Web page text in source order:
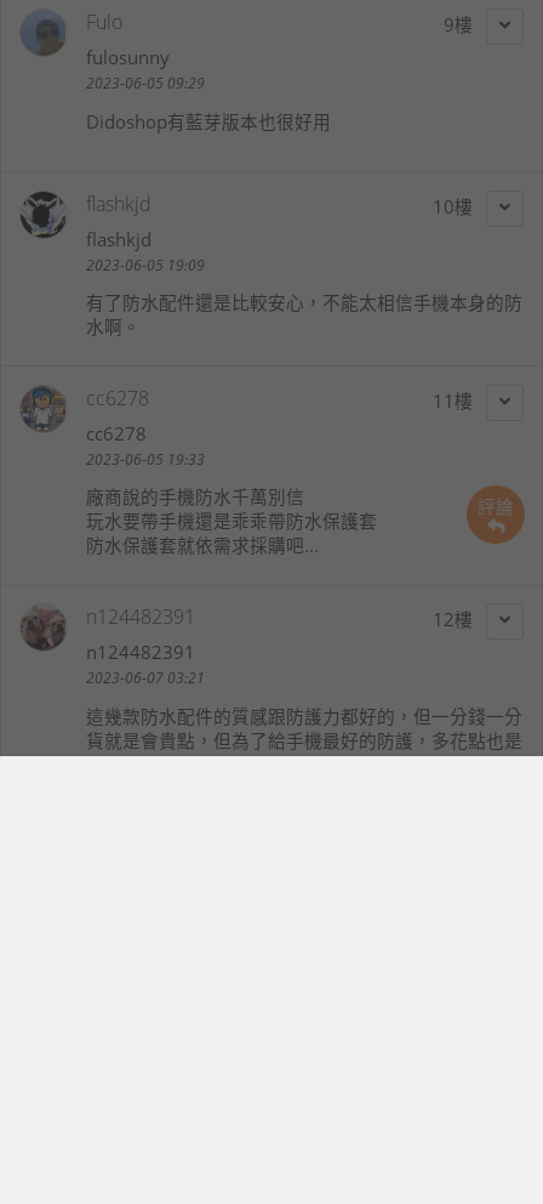
評論
9
Fulo
fulosunny
2023-06-05 09:29
Didoshop有藍芽版本也很好用
10
flashkjd
flashkjd
2023-06-05 19:09
有了防水配件還是比較安心，不能太相信手機本身的防
水啊。
11
cc6278
cc6278
2023-06-05 19:33
廠商說的手機防水千萬別信
玩水要帶手機還是乖乖帶防水保護套
防水保護套就依需求採購吧...
12
n124482391
n124482391
2023-06-07 03:21
這幾款防水配件的質感跟防護力都好的，但一分錢一分
貨就是會貴點，但為了給手機最好的防護，多花點也是
值得的。